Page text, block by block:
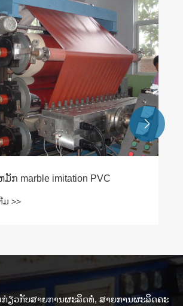
ກ marble imitation PVC
ມ >>

ຽວ​ກັບ​ສາຍ​ການ​ຜະ​ລິດ​ທໍ່​, ສາຍ​ການ​ຜະ​ລິດ​ຄະ​